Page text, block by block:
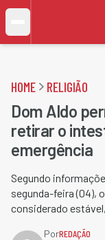
HOME RELIGIÃO
Dom Aldo
retirar o
emergência
Segundo
segunda-feira (04),
considerado
PorREDAÇÃO